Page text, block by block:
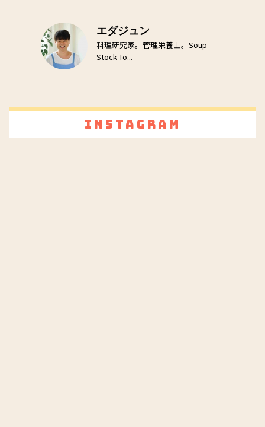
エダジュン
料理研究家。管理栄養士。Soup
Stock To...
Instagram